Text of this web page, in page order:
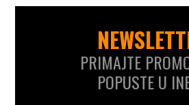
PRIMAJTE
POPUSTE U